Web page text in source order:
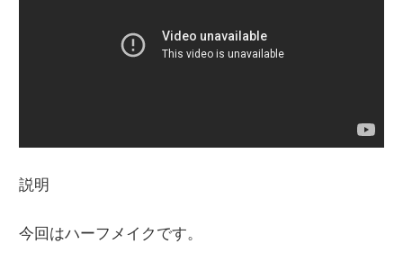
説明
今回はハーフメイクです。